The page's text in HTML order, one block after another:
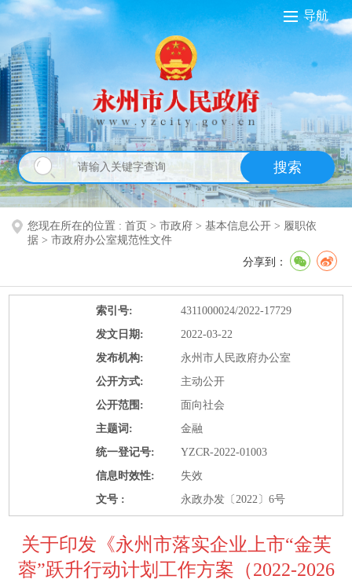
导航
搜索
您现在所在的位置 : 首页 > 市政府 > 基本信息公开 > 履职依
据 > 市政府办公室规范性文件
分享到：
索引号:
4311000024/2022-17729
发文日期:
2022-03-22
发布机构:
永州市人民政府办公室
公开方式:
主动公开
公开范围:
面向社会
主题词:
金融
统一登记号:
YZCR-2022-01003
信息时效性:
失效
文号 :
永政办发〔2022〕6号
关于印发《永州市落实企业上市“金芙
蓉”跃升行动计划工作方案（2022-2026